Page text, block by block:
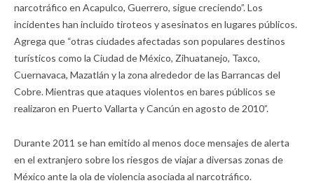
narcotráfico en Acapulco, Guerrero, sigue creciendo”. Los
incidentes han incluido tiroteos y asesinatos en lugares públicos.
Agrega que “otras ciudades afectadas son populares destinos
turísticos como la Ciudad de México, Zihuatanejo, Taxco,
Cuernavaca, Mazatlán y la zona alrededor de las Barrancas del
Cobre. Mientras que ataques violentos en bares públicos se
realizaron en Puerto Vallarta y Cancún en agosto de 2010”.
Durante 2011 se han emitido al menos doce mensajes de alerta
en el extranjero sobre los riesgos de viajar a diversas zonas de
México ante la ola de violencia asociada al narcotráfico.